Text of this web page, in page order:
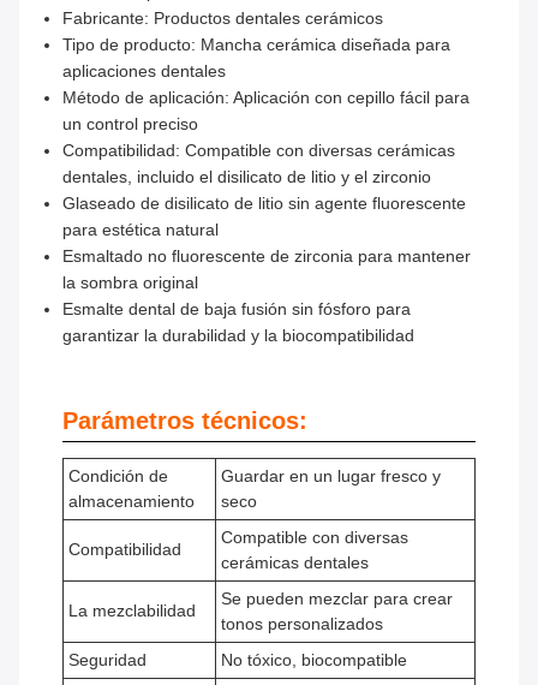
Fabricante: Productos dentales cerámicos
Tipo de producto: Mancha cerámica diseñada para
aplicaciones dentales
Método de aplicación: Aplicación con cepillo fácil para
un control preciso
Compatibilidad: Compatible con diversas cerámicas
dentales, incluido el disilicato de litio y el zirconio
Glaseado de disilicato de litio sin agente fluorescente
para estética natural
Esmaltado no fluorescente de zirconia para mantener
la sombra original
Esmalte dental de baja fusión sin fósforo para
garantizar la durabilidad y la biocompatibilidad
Parámetros técnicos:
Condición de
almacenamiento
Guardar en un lugar fresco y
seco
Compatibilidad
Compatible con diversas
cerámicas dentales
La mezclabilidad
Se pueden mezclar para crear
tonos personalizados
Seguridad
No tóxico, biocompatible